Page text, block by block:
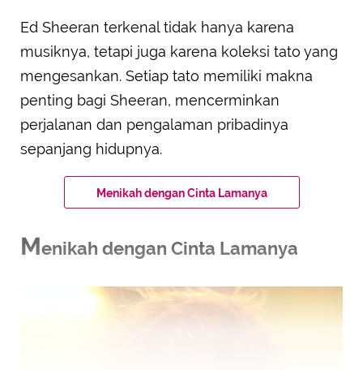
Ed Sheeran terkenal tidak hanya karena
musiknya, tetapi juga karena koleksi tato yang
mengesankan. Setiap tato memiliki makna
penting bagi Sheeran, mencerminkan
perjalanan dan pengalaman pribadinya
sepanjang hidupnya.
Menikah dengan Cinta Lamanya
Menikah dengan Cinta Lamanya